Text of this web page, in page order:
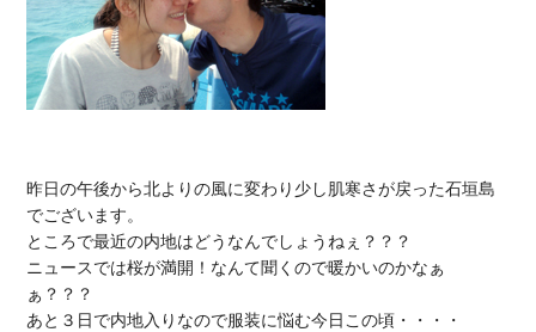
昨日の午後から北よりの風に変わり少し肌寒さが戻った石垣島
でございます。
ところで最近の内地はどうなんでしょうねぇ？？？
ニュースでは桜が満開！なんて聞くので暖かいのかなぁ
ぁ？？？
あと３日で内地入りなので服装に悩む今日この頃・・・・